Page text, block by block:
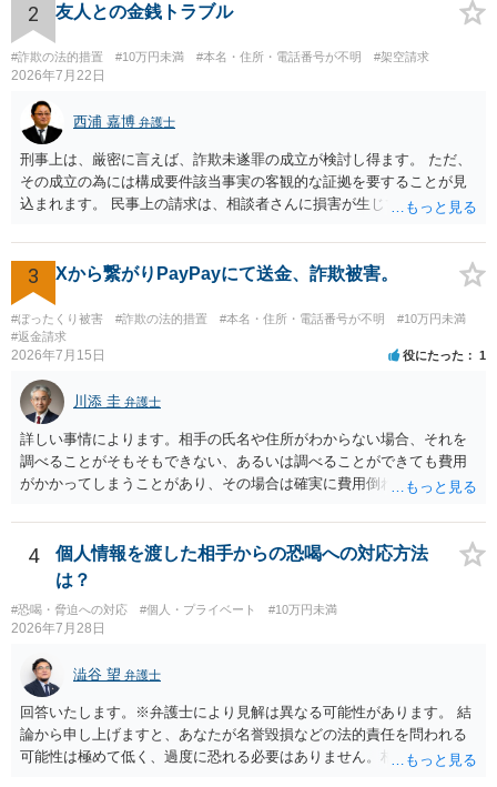
2 友人との金銭トラブル
#詐欺の法的措置 #10万円未満 #本名・住所・電話番号が不明 #架空請求
2026年7月22日
西浦 嘉博 弁護士
刑事上は、厳密に言えば、詐欺未遂罪の成立が検討し得ます。 ただ、
その成立の為には構成要件該当事実の客観的な証拠を要することが見
込まれます。 民事上の請求は、相談者さんに損害が生じていない以
い場合、最寄りの法律事務所での相談を検討ください。 上記、ご参考
ください。
3 Xから繋がりPayPayにて送金、詐欺被害。
#ぼったくり被害 #詐欺の法的措置 #本名・住所・電話番号が不明
#10万円未満
#返金請求
2026年7月15日 役にたった 1
川添 圭 弁護士
詳しい事情によります。相手の氏名や住所がわからない場合、それを
調べることがそもそもできない、あるいは調べることができても費用
がかかってしまうことがあり、その場合は確実に費用倒れになりそう
4
個人情報を渡した相手からの恐喝への対応方法
は？
#恐喝・脅迫への対応 #個人・プライベート #10万円未満
2026年7月28日
澁谷 望 弁護士
回答いたします。※弁護士により見解は異なる可能性があります。 結
論から申し上げますと、あなたが名誉毀損などの法的責任を問われる
可能性は極めて低く、過度に恐れる必要はありません。相手の行為こ